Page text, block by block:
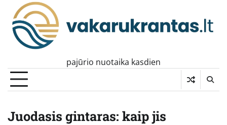
content
pajūrio nuotaika kasdien
Juodasis gintaras: kaip jis